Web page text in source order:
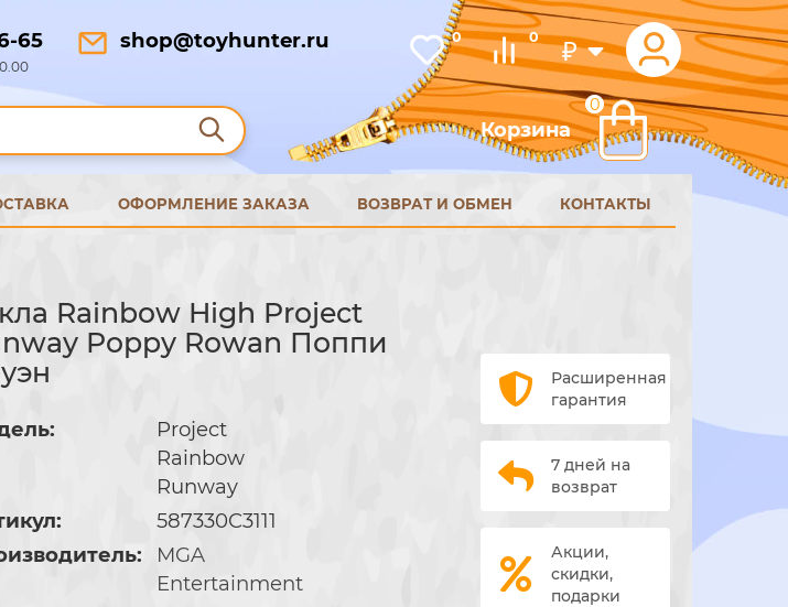
₽
0
0
65 shop@toyhunter.ru
Корзина
0
ОФОРМЛЕНИЕ ЗАКАЗА ВОЗВРАТ И ОБМЕН КОНТАКТЫ
Rainbow High Project
Poppy Rowan Поппи
Project
Rainbow
Runway
587330C3111
MGA
Entertainment
Расширенная
гарантия
7 дней на
возврат
Акции,
скидки,
подарки